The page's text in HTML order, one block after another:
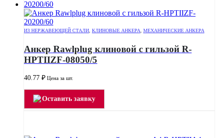
ИЗ НЕРЖАВЕЮЩЕЙ СТАЛИ, КЛИНОВЫЕ АНКЕРА, МЕХАНИЧЕСКИЕ АНКЕРА
Анкер Rawlplug клиновой с гильзой R-
HPTIIZF-08050/5
40.77 ₽ Цена за шт.
Оставить заявку